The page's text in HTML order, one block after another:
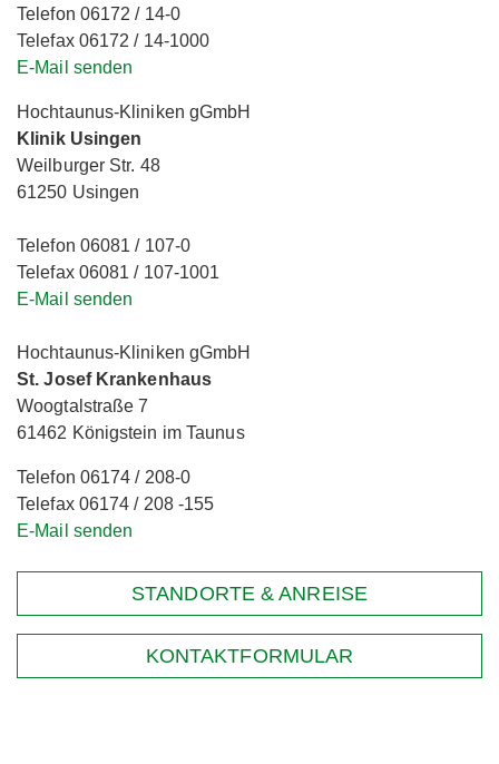
Telefon 06172 / 14-0
Telefax 06172 / 14-1000
E-Mail senden
Hochtaunus-Kliniken gGmbH
Klinik Usingen
Weilburger Str. 48
61250 Usingen
Telefon 06081 / 107-0
Telefax 06081 / 107-1001
E-Mail senden
Hochtaunus-Kliniken gGmbH
St. Josef Krankenhaus
Woogtalstraße 7
61462 Königstein im Taunus
Telefon 06174 / 208-0
Telefax 06174 / 208 -155
E-Mail senden
STANDORTE & ANREISE
KONTAKTFORMULAR